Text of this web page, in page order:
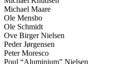
Michael Maare
Ole Mensbo
Ole Schmidt
Ove Birger Nielsen
Peder Jørgensen
Peter Moresco
Poul “Aluminium” Nielsen